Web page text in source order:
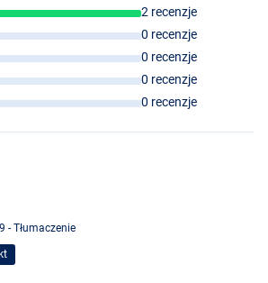
2 recenzje
0 recenzje
0 recenzje
0 recenzje
0 recenzje
- Tłumaczenie